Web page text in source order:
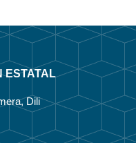
ESTATAL
Dili